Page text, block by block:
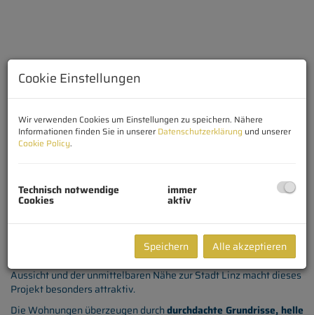
Beschreibung
In attraktiverSüdhanglage von Luftenberg an der
entsteht ein modernes Neubauprojekt mit insgesamt7
hochwertigen Eigentumswohnungen, verteilt auf zwei stilvolle
Baukörper. Die Kombination aus ruhiger Wohnlage, schöner
Aussicht und der unmittelbaren Nähe zur Stadt Linz macht dieses
Projekt besonders attraktiv.
Die Wohnungen überzeugen durchdurchdachte Grundrisse, helle
Cookie Einstellungen
Wir verwenden Cookies um Einstellungen zu speichern. Nähere
Informationen finden Sie in unserer Datenschutzerklärung und unserer
Cookie Policy.
Technisch notwendige
Cookies
immer
aktiv
Speichern Alle akzeptieren